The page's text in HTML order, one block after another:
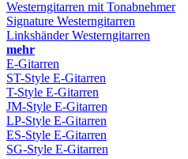
Westerngitarren mit Tonabnehmer
Signature Westerngitarren
Linkshänder Westerngitarren
mehr
E-Gitarren
ST-Style E-Gitarren
T-Style E-Gitarren
JM-Style E-Gitarren
LP-Style E-Gitarren
ES-Style E-Gitarren
SG-Style E-Gitarren